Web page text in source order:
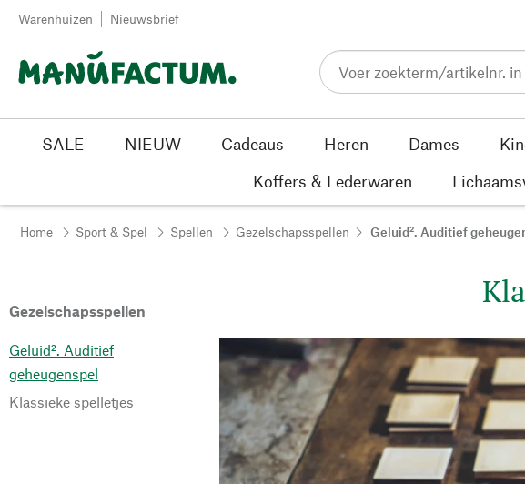
Passer au contenu
Warenhuizen Nieuwsbrief
SALE NIEUW Cadeaus Heren Dames
Koffers & Lederwaren
Home Sport & Spel Spellen Gezelschapsspellen Geluid². Auditief
Gezelschapsspellen
Geluid². Auditief
geheugenspel
Klassieke spelletjes